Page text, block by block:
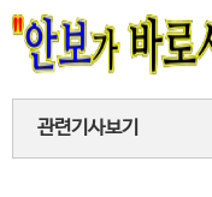
관련기사보기